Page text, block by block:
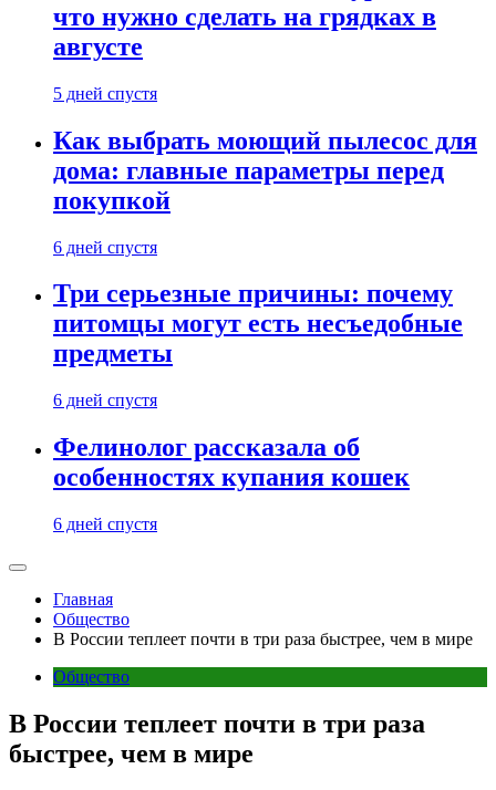
что нужно сделать на грядках в
августе
5 дней спустя
Как выбрать моющий пылесос для
дома: главные параметры перед
покупкой
6 дней спустя
Три серьезные причины: почему
питомцы могут есть несъедобные
предметы
6 дней спустя
Фелинолог рассказала об
особенностях купания кошек
6 дней спустя
Главная
Общество
В России теплеет почти в три раза быстрее, чем в мире
Общество
В России теплеет почти в три раза
быстрее, чем в мире